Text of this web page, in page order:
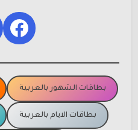
بطاقات الشهور بالعربية
بطاقات الايام بالعربية